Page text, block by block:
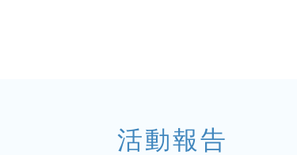
活動報告